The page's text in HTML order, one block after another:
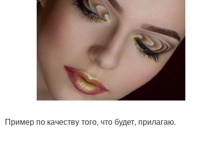
Пример по качеству того, что будет, прилагаю.